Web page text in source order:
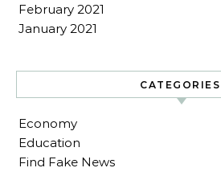
February 2021
January 2021
CATEGORIES
Economy
Education
Find Fake News